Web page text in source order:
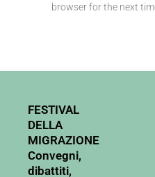
browser for the next
FESTIVAL
DELLA
MIGRAZIONE
Convegni,
dibattiti,